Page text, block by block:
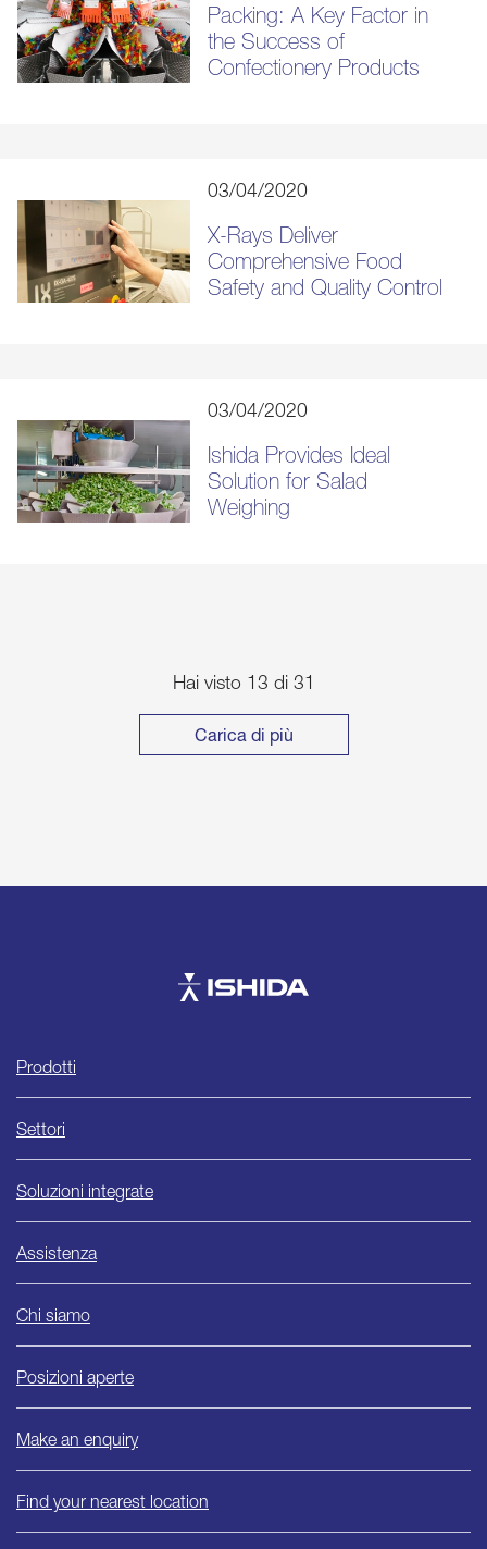
Packing: A Key Factor in
the Success of
Confectionery Products
03/04/2020
X-Rays Deliver
Comprehensive Food
Safety and Quality Control
03/04/2020
Ishida Provides Ideal
Solution for Salad
Weighing
Hai visto 13 di 31
Carica di più
Ishida
Prodotti
Settori
Soluzioni integrate
Assistenza
Chi siamo
Posizioni aperte
Make an enquiry
Find your nearest location